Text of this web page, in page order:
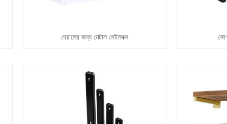
দেয়ালের জন্য মেটাল মেইলবক্স